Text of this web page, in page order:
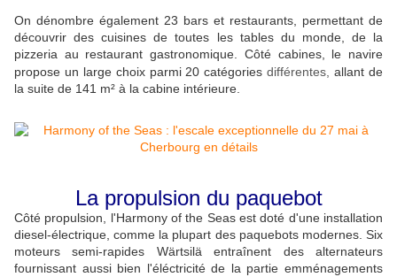
On dénombre également 23 bars et restaurants, permettant de
découvrir des cuisines de toutes les tables du monde, de la
pizzeria au restaurant gastronomique. Côté cabines, le navire
propose un large choix parmi 20 catégoriesdifférentes, allant de
la suite de 141 m² à la cabine intérieure.
La propulsion du paquebot
Côté propulsion, l'Harmony of the Seas est doté d'une installation
diesel-électrique, comme la plupart des paquebots modernes. Six
moteurs semi-rapides Wärtsilä entraînent des alternateurs
fournissant aussi bien l'éléctricité de la partie emménagements